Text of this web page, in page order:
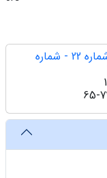
دوره 9، شماره 22 - شماره
65-